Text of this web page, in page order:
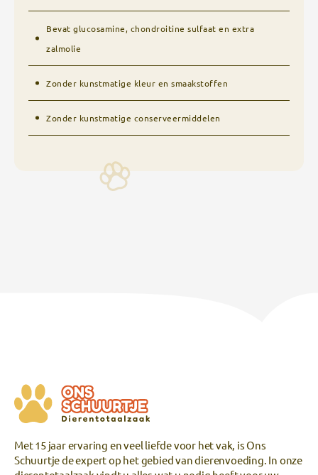
Bevat glucosamine, chondroitine sulfaat en extra
zalmolie
Zonder kunstmatige kleur en smaakstoffen
Zonder kunstmatige conserveermiddelen
Met 15 jaar ervaring en veel liefde voor het vak, is Ons
Schuurtje de expert op het gebied van dierenvoeding. In onze